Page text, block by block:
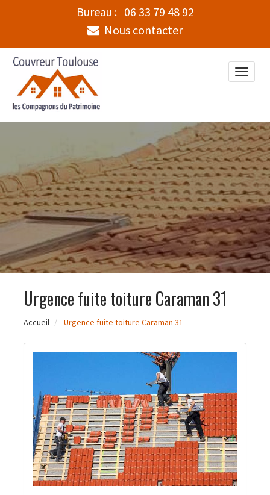
Bureau : 06 33 79 48 92
Nous contacter
Toggle
Urgence fuite toiture Caraman 31
Accueil Urgence fuite toiture Caraman 31